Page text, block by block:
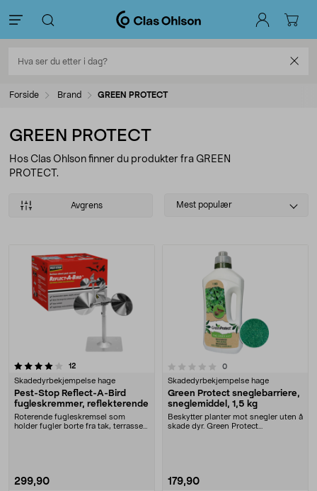
Forside Brand GREEN PROTECT
GREEN PROTECT
Hos Clas Ohlson finner du produkter fra GREEN
PROTECT.
Avgrens
Select
Mest populær
Produkter
12anmeldelser
Skadedyrbekjempelse hage
Pest-Stop Reflect-A-Bird
fugleskremmer, reflekterende
Roterende fugleskremsel som
holder fugler borte fra tak, terrasse
299,90
0.0 av 5 stjerner 0anmeldelser
Skadedyrbekjempelse hage
Green Protect sneglebarriere,
sneglemiddel, 1,5 kg
Beskytter planter mot snegler uten å
skade dyr. Green Protect
179,90